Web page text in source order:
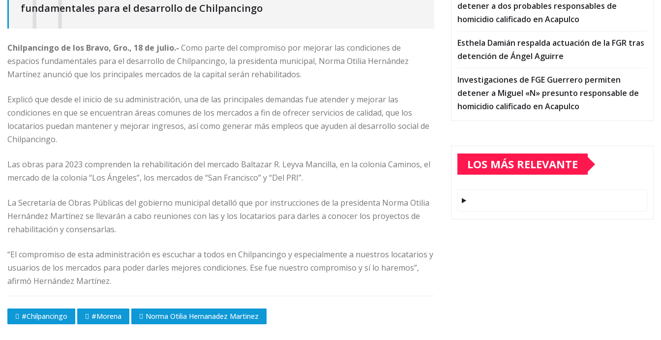
fundamentales para el desarrollo de Chilpancingo
Chilpancingo de los Bravo, Gro., 18 de julio.- Como parte del compromiso por mejorar las condiciones de
espacios fundamentales para el desarrollo de Chilpancingo, la presidenta municipal, Norma Otilia Hernández
Martínez anunció que los principales mercados de la capital serán rehabilitados.
Explicó que desde el inicio de su administración, una de las principales demandas fue atender y mejorar las
condiciones en que se encuentran áreas comunes de los mercados a fin de ofrecer servicios de calidad, que los
locatarios puedan mantener y mejorar ingresos, así como generar más empleos que ayuden al desarrollo social de
Chilpancingo.
Las obras para 2023 comprenden la rehabilitación del mercado Baltazar R. Leyva Mancilla, en la colonia Caminos, el
mercado de la colonia “Los Ángeles”, los mercados de “San Francisco” y “Del PRI”.
La Secretaría de Obras Públicas del gobierno municipal detalló que por instrucciones de la presidenta Norma Otilia
Hernández Martínez se llevarán a cabo reuniones con las y los locatarios para darles a conocer los proyectos de
rehabilitación y consensarlas.
“El compromiso de esta administración es escuchar a todos en Chilpancingo y especialmente a nuestros locatarios y
usuarios de los mercados para poder darles mejores condiciones. Ese fue nuestro compromiso y sí lo haremos”,
afirmó Hernández Martínez.
#Chilpancingo #Morena Norma Otilia Hernanadez Martinez
detener a dos probables responsables de
homicidio calificado en Acapulco
Esthela Damián respalda actuación de la FGR tras
detención de Ángel Aguirre
Investigaciones de FGE Guerrero permiten
detener a Miguel «N» presunto responsable de
homicidio calificado en Acapulco
LOS MÁS RELEVANTE